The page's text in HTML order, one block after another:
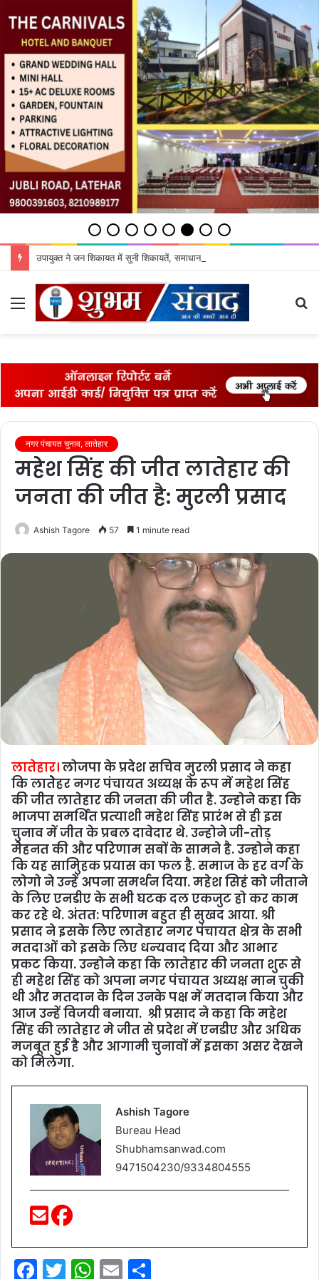
उपायुक्‍त ने जन शिकायत में सुनी शिकायतें, समाधान का दिया भरोसा
Menu
नगर पंचायत चुनाव, लातेहार
महेश सिंह की जीत लातेहार की
जनता की जीत है: मुरली प्रसाद
Ashish Tagore 57 1 minute read
लातेहार।लोजपा के प्रदेश सचिव मुरली प्रसाद ने कहा
कि लातेेेेहर नगर पंचायत अध्‍यक्ष के रूप में महेश सिंह
की जीत लातेहार की जनता की जीत है. उन्‍होने कहा कि
भाजपा समर्थित प्रत्‍याशी महेश सिंह प्रारंभ से ही इस
चुनाव में जीत के प्रबल दावेदार थे. उन्‍होने जी-तोड़
मेेेहनत की और परिणाम सबों के सामने है. उन्‍होने कहा
कि यह सामुि‍हक प्रयास का फल है. समाज के हर वर्ग के
लोगो ने उन्‍हें अपना समर्थन दिया. महेश सिहं को जीताने
के लिए एनडीए के सभी घटक दल एकजुट हो कर काम
कर रहे थे. अंतत: परिणाम बहुत ही सुखद आया. श्री
प्रसाद ने इसके लिए लातेहार नगर पंचायत क्षेत्र के सभी
मतदाओं को इसके लिए धन्‍यवाद दिया और आभार
प्रकट किया. उन्‍होने कहा कि लातेहार की जनता शुरू से
ही महेेेश सिंह को अपना नगर पंचायत अध्‍यक्ष मान चुकी
थी और मतदान के दिन उनके पक्ष में मतदान किया और
आज उन्‍हें विजयी बनाया. श्री प्रसाद ने कहा कि महेश
सिंह की लातेहार मे जीत से प्रदेश में एनडीए और अधिक
मजबूत हुई है और आगामी चुनावों में इसका असर देखने
को मिलेगा.
Ashish Tagore
Bureau Head
Shubhamsanwad.com
9471504230/9334804555
F
T
W E